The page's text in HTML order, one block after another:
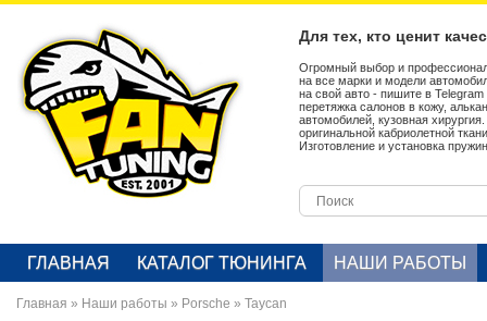
Для тех, кто ценит
Огромный выбор и
на все марки и модели
на свой авто - пишите в
перетяжка салонов в кожу,
автомобилей, кузовная
оригинальной кабриолетной
Изготовление и установка
ГЛАВНАЯ КАТАЛОГ ТЮНИНГА НАШИ РАБОТЫ
Главная » Наши работы » Porsche » Taycan